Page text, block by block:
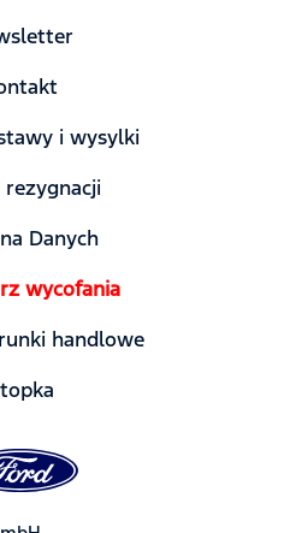
i wysylki
rezygnacji
Danych
wycofania
handlowe